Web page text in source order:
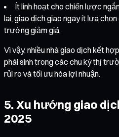
Ít linh hoạt cho chiến lược
lai, giao dịch giao ngay ít lựa
trường giảm giá.
Vì vậy, nhiều nhà giao dịch kết
phái sinh trong các chu kỳ thị
rủi ro và tối ưu hóa lợi nhuận.
5. Xu hướng giao
2025